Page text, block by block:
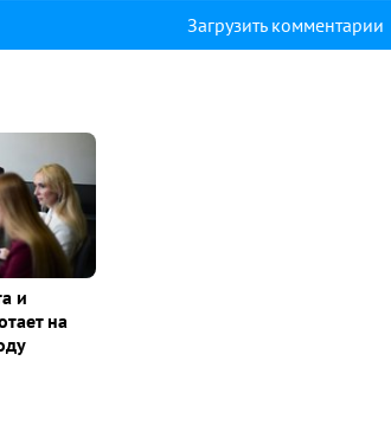
Загрузить комментарии
и
на